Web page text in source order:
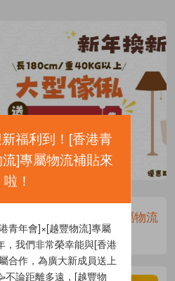
青年會]×[越豐物流]專屬物流
福利到！[香港青
]專屬物流補貼來
啦！
青年會]×[越豐物流]專屬
，我們非常榮幸能與[香港
合作，為廣大新成員送上
不論距離多遠，[越豐物